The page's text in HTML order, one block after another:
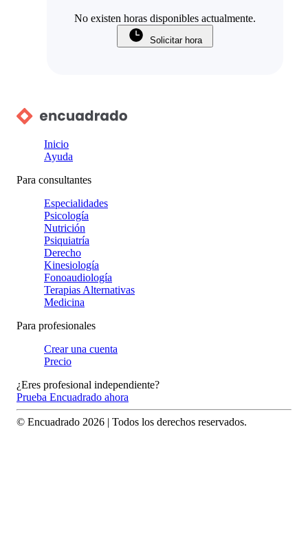
No existen horas disponibles actualmente.
Solicitar hora
Inicio
Ayuda
Para consultantes
Especialidades
Psicología
Nutrición
Psiquiatría
Derecho
Kinesiología
Fonoaudiología
Terapias Alternativas
Medicina
Para profesionales
Crear una cuenta
Precio
¿Eres profesional independiente?
Prueba Encuadrado ahora
© Encuadrado 2026 | Todos los derechos reservados.